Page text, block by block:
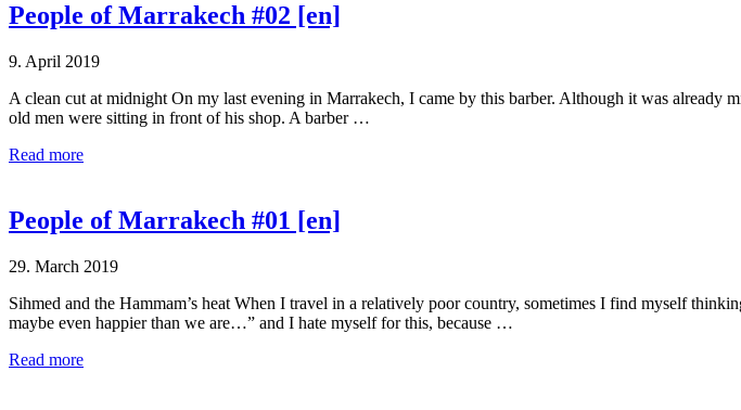
People of Marrakech #02 [en]
9. April 2019
A clean cut at midnight On my last evening in Marrakech, I came by this barber. Although it was
old men were sitting in front of his shop. A barber …
Read more
People of Marrakech #01 [en]
29. March 2019
Sihmed and the Hammam’s heat When I travel in a relatively poor country, sometimes I find myself
maybe even happier than we are…” and I hate myself for this, because …
Read more